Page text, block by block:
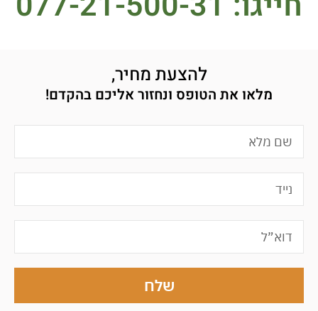
להצעת מחיר,
מלאו את הטופס ונחזור אליכם בהקדם!
שלח